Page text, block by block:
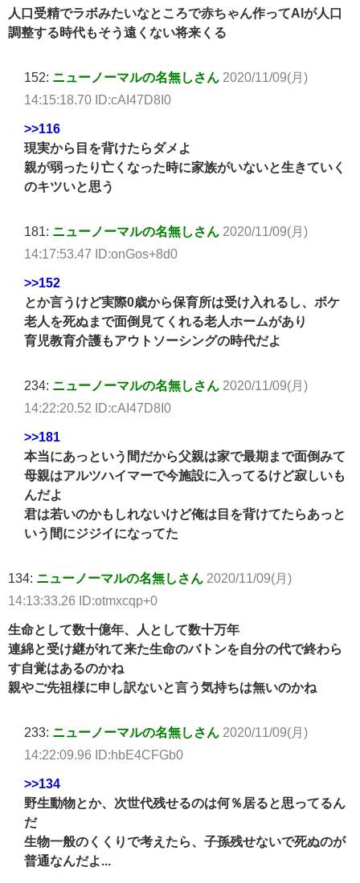
人口受精でラボみたいなところで赤ちゃん作ってAIが人口
調整する時代もそう遠くない将来くる
152: ニューノーマルの名無しさん 2020/11/09(月)
14:15:18.70 ID:cAI47D8I0
>>116
現実から目を背けたらダメよ
親が弱ったり亡くなった時に家族がいないと生きていく
のキツいと思う
181: ニューノーマルの名無しさん 2020/11/09(月)
14:17:53.47 ID:onGos+8d0
>>152
とか言うけど実際0歳から保育所は受け入れるし、ボケ
老人を死ぬまで面倒見てくれる老人ホームがあり
育児教育介護もアウトソーシングの時代だよ
234: ニューノーマルの名無しさん 2020/11/09(月)
14:22:20.52 ID:cAI47D8I0
>>181
本当にあっという間だから父親は家で最期まで面倒みて
母親はアルツハイマーで今施設に入ってるけど寂しいも
んだよ
君は若いのかもしれないけど俺は目を背けてたらあっと
いう間にジジイになってた
134: ニューノーマルの名無しさん 2020/11/09(月)
14:13:33.26 ID:otmxcqp+0
生命として数十億年、人として数十万年
連綿と受け継がれて来た生命のバトンを自分の代で終わら
す自覚はあるのかね
親やご先祖様に申し訳ないと言う気持ちは無いのかね
233: ニューノーマルの名無しさん 2020/11/09(月)
14:22:09.96 ID:hbE4CFGb0
>>134
野生動物とか、次世代残せるのは何％居ると思ってるん
だ
生物一般のくくりで考えたら、子孫残せないで死ぬのが
普通なんだよ...